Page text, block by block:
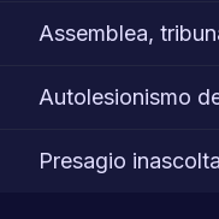
Assemblea,
Autolesionismo
Presagio